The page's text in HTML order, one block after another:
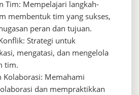
Tim: Mempelajari langkah-
membentuk tim yang sukses,
peran dan tujuan.
Strategi untuk
mengatasi, dan mengelola
tim.
Kolaborasi: Memahami
dan mempraktikkan